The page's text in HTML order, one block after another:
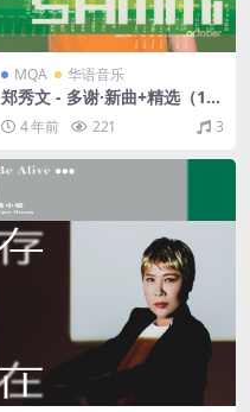
MQA 华语音乐
郑秀文 - 多谢·新曲+精选（19
99/FLAC/分轨/484M）(MQ
A/16bit/44.1kHz)
4 年前 221 3